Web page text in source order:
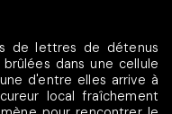
de lettres de détenus
dans une cellule
d'entre elles arrive à
local fraîchement